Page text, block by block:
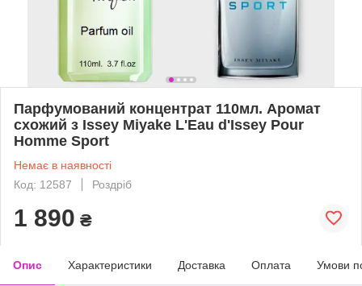
Парфумований концентрат 110мл. Аромат
схожий з Issey Miyake L'Eau d'Issey Pour
Homme Sport
Немає в наявності
Код: 12587
Роздріб
1 890 ₴
Опис Характеристики Доставка Оплата Умови